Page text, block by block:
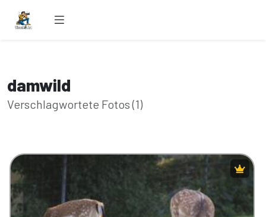
damwild
Verschlagwortete Fotos (1)